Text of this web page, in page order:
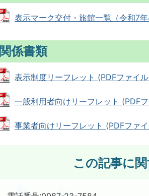
表示マーク交付・旅館一覧（令和7
関係書類
表示制度リーフレット (PDFファイル
一般利用者向けリーフレット (PDF
事業者向けリーフレット (PDFファ
この記事に